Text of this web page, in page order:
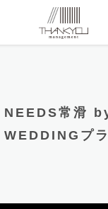
NEEDS常滑
WEDDINGプ